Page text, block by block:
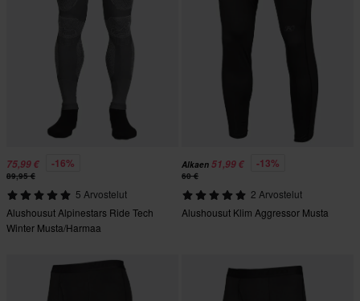
75,99 € -16%
89,95 €
5 Arvostelut
Alushousut Alpinestars Ride Tech
Winter Musta/Harmaa
Alkaen 51,99 € -13%
60 €
2 Arvostelut
Alushousut Klim Aggressor Musta